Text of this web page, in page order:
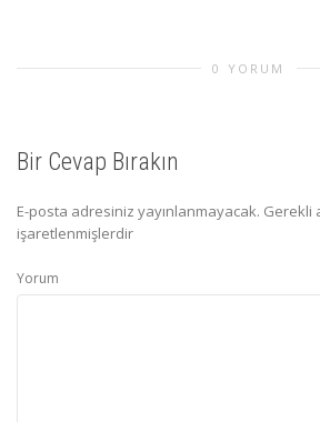
0 YORUM
Bir Cevap Bırakın
E-posta adresiniz yayınlanmayacak. Gerekli
işaretlenmişlerdir
Yorum